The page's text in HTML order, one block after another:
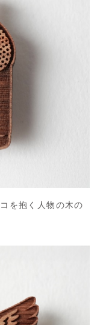
を抱く人物の木の